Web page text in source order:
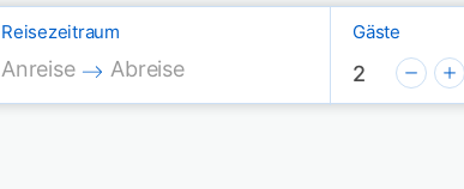
Reisezeitraum
Press the down arrow key to interact with
Anreise
Press the down arrow key to
Abreise
Gäste
2